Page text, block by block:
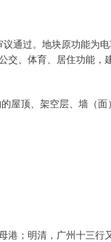
通过。地块原功能为
、体育、居住功能，
屋顶、架空层、墙（
港；明清，广州十三行